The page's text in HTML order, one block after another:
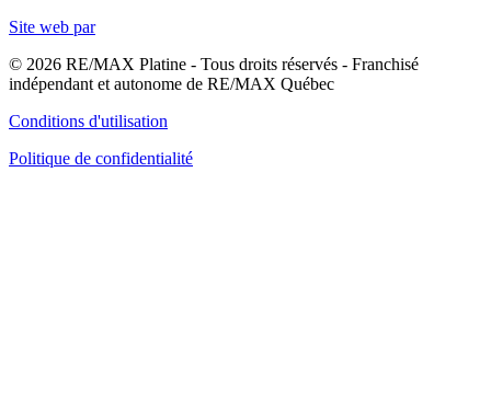
Site web par
© 2026 RE/MAX Platine - Tous droits réservés - Franchisé
indépendant et autonome de RE/MAX Québec
Conditions d'utilisation
Politique de confidentialité